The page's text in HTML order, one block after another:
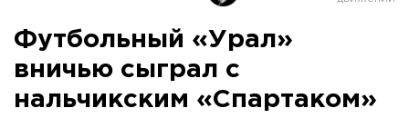
Футбольный «Урал»
вничью сыграл с
нальчикским «Спартаком»